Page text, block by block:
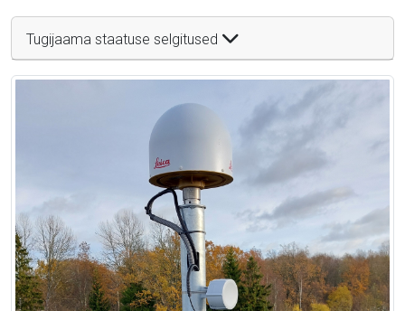
Tugijaama staatuse selgitused